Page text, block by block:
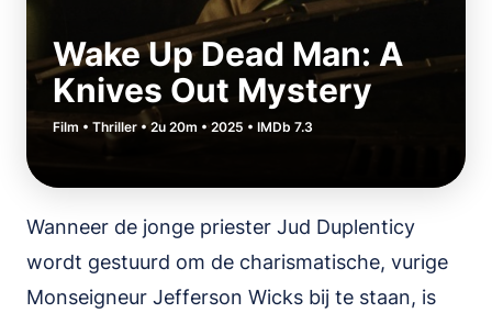
Wake Up Dead Man: A
Knives Out Mystery
Film • Thriller • 2u 20m • 2025 • IMDb 7.3
Wanneer de jonge priester Jud Duplenticy
wordt gestuurd om de charismatische, vurige
Monseigneur Jefferson Wicks bij te staan, is